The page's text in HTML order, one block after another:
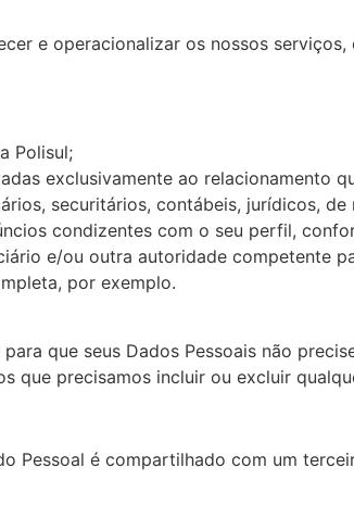
e operacionalizar os nossos
Polisul;
exclusivamente ao relacionamento
securitários, contábeis, jurídicos,
condizentes com o seu perfil,
e/ou outra autoridade competente
por exemplo.
que seus Dados Pessoais não
que precisamos incluir ou excluir
Pessoal é compartilhado com um